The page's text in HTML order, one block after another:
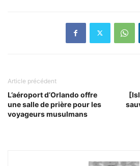
Article précédent
L’aéroport d’Orlando offre
une salle de prière pour les
voyageurs musulmans